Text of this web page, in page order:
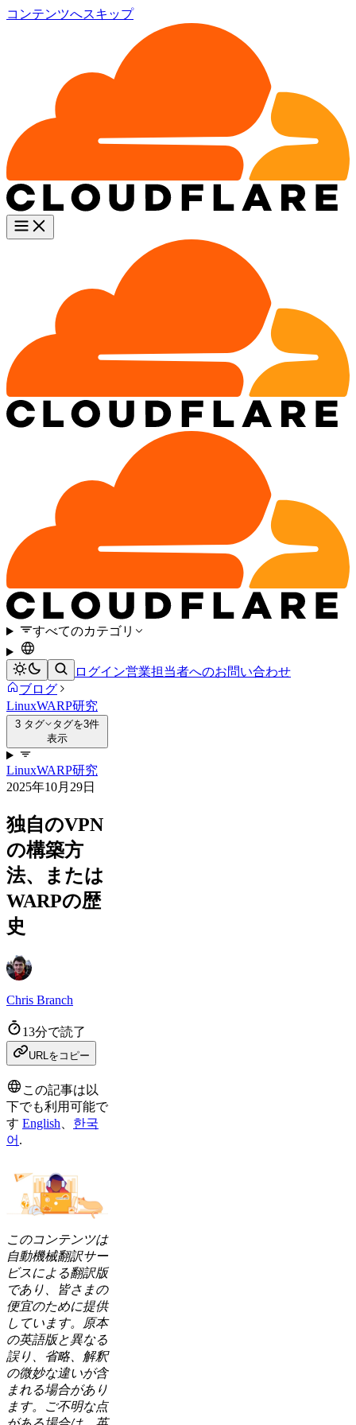
コンテンツへスキップ
すべてのカテゴリ
ログイン営業担当者へのお問い合わせ
ブログ
LinuxWARP研究
3 タグ
タグを3件
表示
LinuxWARP研究
2025年10月29日
独自のVPN
の構築方
法、または
WARPの歴
史
Chris Branch
13分で読了
URLをコピー
この記事は以
下でも利用可能で
す English
한국
어 .
このコンテンツは
自動機械翻訳サー
ビスによる翻訳版
であり、皆さまの
便宜のために提供
しています。原本
の英語版と異なる
誤り、省略、解釈
の微妙な違いが含
まれる場合があり
ます。ご不明な点